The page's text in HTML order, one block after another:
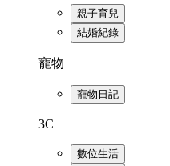
親子育兒
結婚紀錄
寵物
寵物日記
3C
數位生活